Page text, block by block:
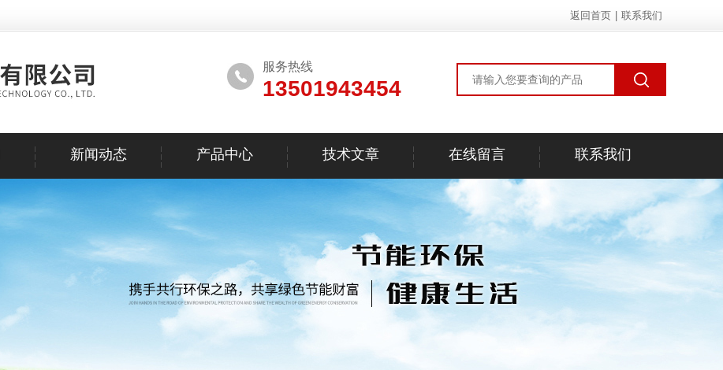
返回首页 联系我们
服务热线
13501943454
新闻动态 产品中心 技术文章 在线留言 联系我们